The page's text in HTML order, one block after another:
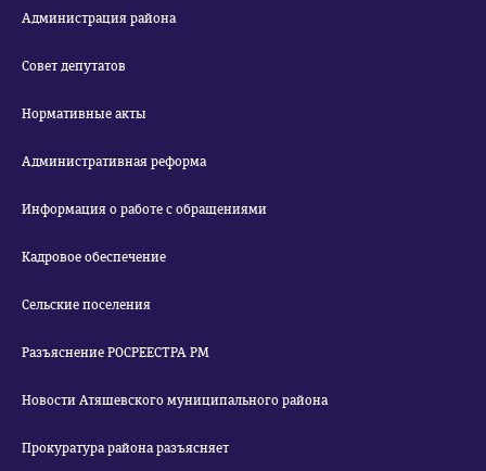
Администрация района
Совет депутатов
Нормативные акты
Административная реформа
Информация о работе с обращениями
Кадровое обеспечение
Сельские поселения
Разъяснение РОСРЕЕСТРА РМ
Новости Атяшевского муниципального района
Прокуратура района разъясняет